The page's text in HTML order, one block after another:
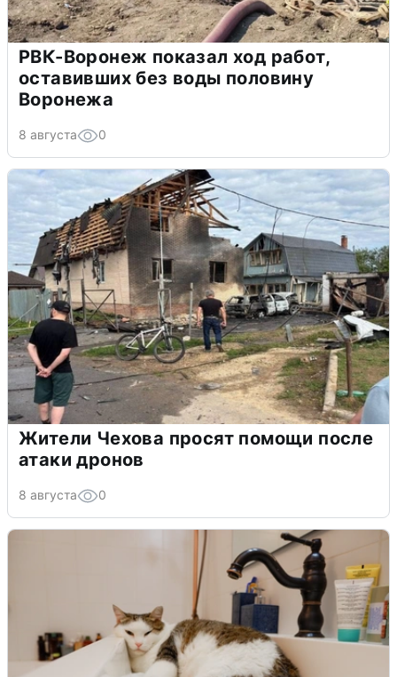
РВК-Воронеж показал ход работ,
оставивших без воды половину
Воронежа
8 августа 0
Жители Чехова просят помощи после
атаки дронов
8 августа 0